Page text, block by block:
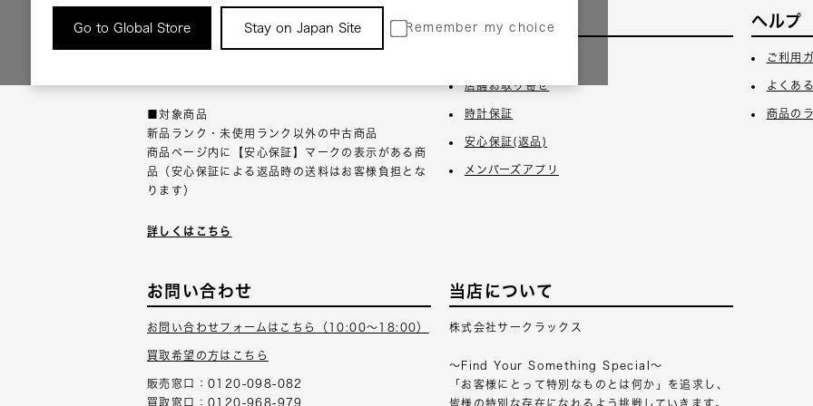
Go to Global Store Stay on Japan Site Remember my choice
返品について
■対象商品
新品ランク・未使用ランク以外の中古商品
商品ページ内に【安心保証】マークの表示がある商
品（安心保証による返品時の送料はお客様負担とな
ります）
詳しくはこちら
サービス
店舗お取り寄せ
時計保証
安心保証(返品)
メンバーズアプリ
ヘルプ
ご利用
よくあ
商品の
お問い合わせ
お問い合わせフォームはこちら（10:00～18:00）
買取希望の方はこちら
販売窓口：0120-098-082
買取窓口：0120-968-979
当店について
株式会社サークラックス
～Find Your Something Special～
「お客様にとって特別なものとは何か」を追求し、
皆様の特別な存在になれるよう挑戦していきます。